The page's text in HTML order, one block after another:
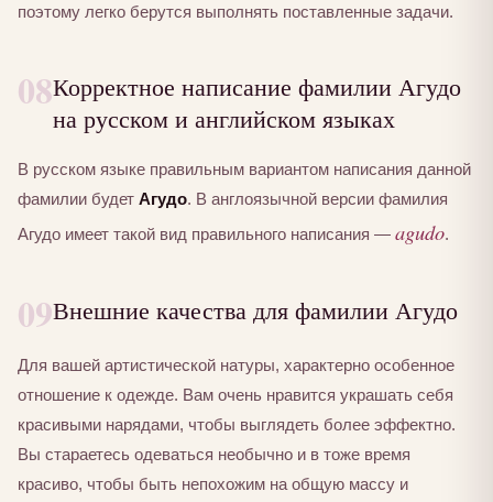
поэтому легко берутся выполнять поставленные задачи.
08Корректное написание фамилии Агудо
на русском и английском языках
В русском языке правильным вариантом написания данной
фамилии будет Агудо. В англоязычной версии фамилия
Агудо имеет такой вид правильного написания — agudo.
09Внешние качества для фамилии Агудо
Для вашей артистической натуры, характерно особенное
отношение к одежде. Вам очень нравится украшать себя
красивыми нарядами, чтобы выглядеть более эффектно.
Вы стараетесь одеваться необычно и в тоже время
красиво, чтобы быть непохожим на общую массу и